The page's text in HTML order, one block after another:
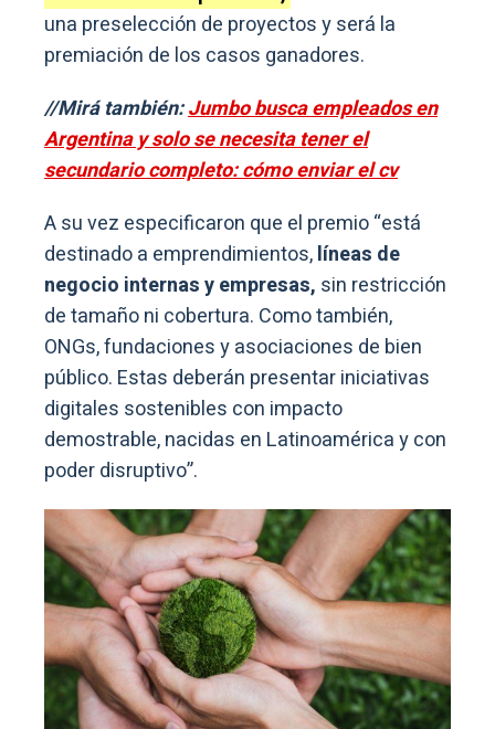
una preselección de proyectos y será la
premiación de los casos ganadores.
//Mirá también:Jumbo busca empleados en
Argentina y solo se necesita tener el
secundario completo: cómo enviar el cv
A su vez especificaron que el premio “está
destinado a emprendimientos,líneas de
negocio internas y empresas, sin restricción
de tamaño ni cobertura. Como también,
ONGs, fundaciones y asociaciones de bien
público. Estas deberán presentar iniciativas
digitales sostenibles con impacto
demostrable, nacidas en Latinoamérica y con
poder disruptivo”.